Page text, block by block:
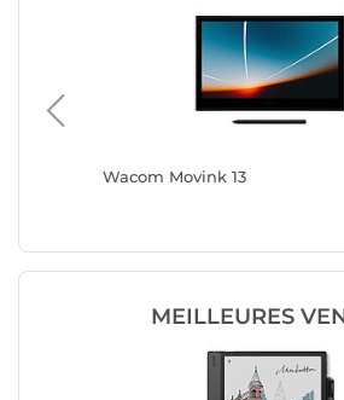
Wacom Movink 13
MEILLEURES